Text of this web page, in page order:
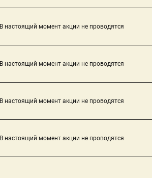
В настоящий момент акции не проводятся
В настоящий момент акции не проводятся
В настоящий момент акции не проводятся
В настоящий момент акции не проводятся